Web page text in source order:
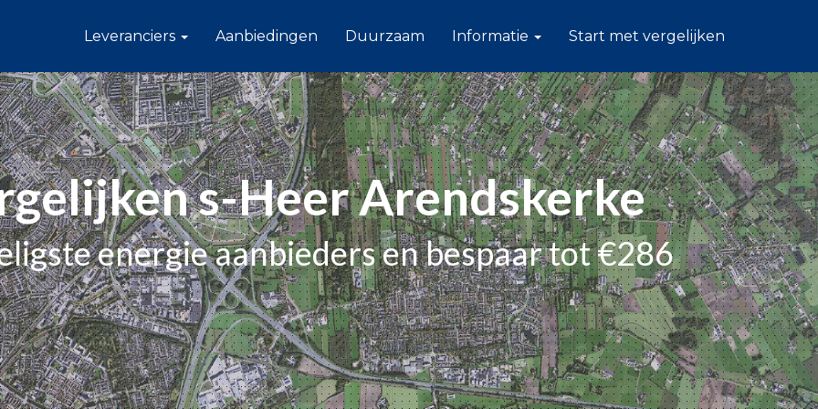
Leveranciers Aanbiedingen Duurzaam Informatie Start met vergelijken
s-Heer Arendskerke
energie aanbieders en bespaar tot €286